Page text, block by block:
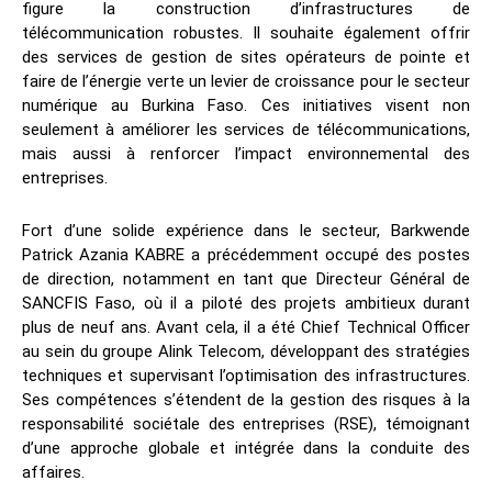
figure la construction d’infrastructures de
télécommunication robustes. Il souhaite également offrir
des services de gestion de sites opérateurs de pointe et
faire de l’énergie verte un levier de croissance pour le secteur
numérique au Burkina Faso. Ces initiatives visent non
seulement à améliorer les services de télécommunications,
mais aussi à renforcer l’impact environnemental des
entreprises.
Fort d’une solide expérience dans le secteur, Barkwende
Patrick Azania KABRE a précédemment occupé des postes
de direction, notamment en tant que Directeur Général de
SANCFIS Faso, où il a piloté des projets ambitieux durant
plus de neuf ans. Avant cela, il a été Chief Technical Officer
au sein du groupe Alink Telecom, développant des stratégies
techniques et supervisant l’optimisation des infrastructures.
Ses compétences s’étendent de la gestion des risques à la
responsabilité sociétale des entreprises (RSE), témoignant
d’une approche globale et intégrée dans la conduite des
affaires.